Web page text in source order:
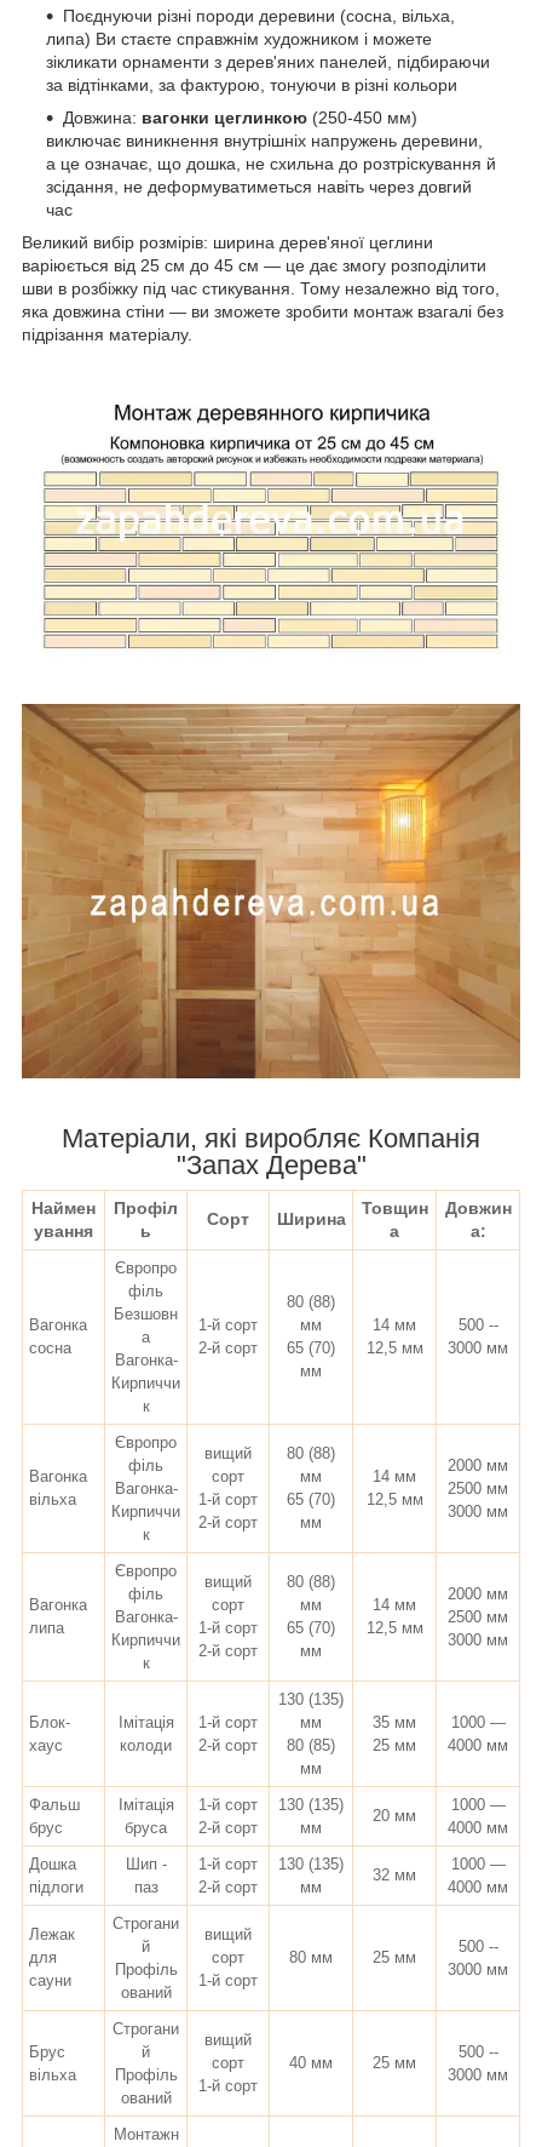
Поєднуючи різні породи деревини (сосна, вільха,
липа) Ви стаєте справжнім художником і можете
зікликати орнаменти з дерев'яних панелей, підбираючи
за відтінками, за фактурою, тонуючи в різні кольори
Довжина: вагонки цеглинкою (250-450 мм)
виключає виникнення внутрішніх напружень деревини,
а це означає, що дошка, не схильна до розтріскування й
зсідання, не деформуватиметься навіть через довгий
час
Великий вибір розмірів: ширина дерев'яної цеглини
варіюється від 25 см до 45 см — це дає змогу розподілити
шви в розбіжку під час стикування. Тому незалежно від того,
яка довжина стіни — ви зможете зробити монтаж взагалі без
підрізання матеріалу.
Матеріали, які виробляє Компанія
"Запах Дерева"
Наймен
ування
Профіл
ь
Сорт Ширина
Товщин
а
Довжин
а:
Вагонка
сосна
Європро
філь
Безшовн
а
Вагонка-
Кирпиччи
к
1-й сорт
2-й сорт
80 (88)
мм
65 (70)
мм
14 мм
12,5 мм
500 --
3000 мм
Вагонка
вільха
Європро
філь
Вагонка-
Кирпиччи
к
вищий
сорт
1-й сорт
2-й сорт
80 (88)
мм
65 (70)
мм
14 мм
12,5 мм
2000 мм
2500 мм
3000 мм
Вагонка
липа
Європро
філь
Вагонка-
Кирпиччи
к
вищий
сорт
1-й сорт
2-й сорт
80 (88)
мм
65 (70)
мм
14 мм
12,5 мм
2000 мм
2500 мм
3000 мм
Блок-
хаус
Імітація
колоди
1-й сорт
2-й сорт
130 (135)
мм
80 (85)
мм
35 мм
25 мм
1000 —
4000 мм
Фальш
брус
Імітація
бруса
1-й сорт
2-й сорт
130 (135)
мм
20 мм
1000 —
4000 мм
Дошка
підлоги
Шип -
паз
1-й сорт
2-й сорт
130 (135)
мм
32 мм
1000 —
4000 мм
Лежак
для
сауни
Строгани
й
Профіль
ований
вищий
сорт
1-й сорт
80 мм 25 мм
500 --
3000 мм
Брус
вільха
Строгани
й
Профіль
ований
вищий
сорт
1-й сорт
40 мм 25 мм
500 --
3000 мм
Монтажн